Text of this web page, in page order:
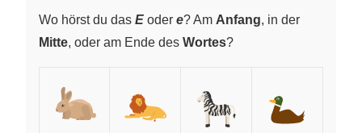
Wo hörst du das E oder e? Am Anfang, in der
Mitte, oder am Ende des Wortes?